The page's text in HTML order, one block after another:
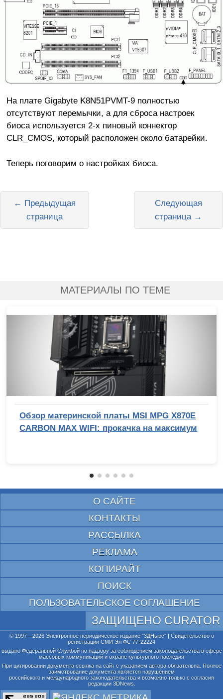
На плате Gigabyte K8N51PVMT-9 полностью
отсутствуют перемычки, а для сброса настроек
биоса используется 2-х пиновый коннектор
CLR_CMOS, который расположен около батарейки.
Теперь поговорим о настройках биоса.
Следующая
страница →
← Предыдущая
страница
МАТЕРИАЛЫ ПО ТЕМЕ
Обзор материнской платы MSI MPG X870E
CARBON MAX WIFI: прокачка на максимум
О САЙТЕ
КОНТАКТЫ
РАССЫЛКА
РЕКЛАМА
КОПИРАЙТ
ПОИСК
ПОЛЬЗОВАТЕЛЬСКОЕ СОГЛАШЕНИЕ
ЗАЩИЩЕНО CURATOR
© 1997—2026 Электронное периодическое издание "3ДНьюс" | Свидетельство о
регистрации СМИ Эл ФС 77-22224
выдано Федеральной Службой по надзору за соблюдением законодательства в сфере
массовых коммуникаций и охране культурного наследия
При цитировании документа ссылка на сайт с указанием автора обязательна. Полное
заимствование документа является нарушением
российского и международного законодательства и возможно только с согласия
редакции 3DNews.